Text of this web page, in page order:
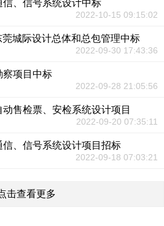
、信号系统设计中标
2022-10-15 09:15:02
城际设计总体和总包管理中标
2022-09-30 17:43:36
察项目中标
2022-09-28 21:05:56
售检票、安检系统设计项目
2022-09-20 07:35:11
、信号系统设计项目招标
2022-09-18 07:03:21
击查看更多